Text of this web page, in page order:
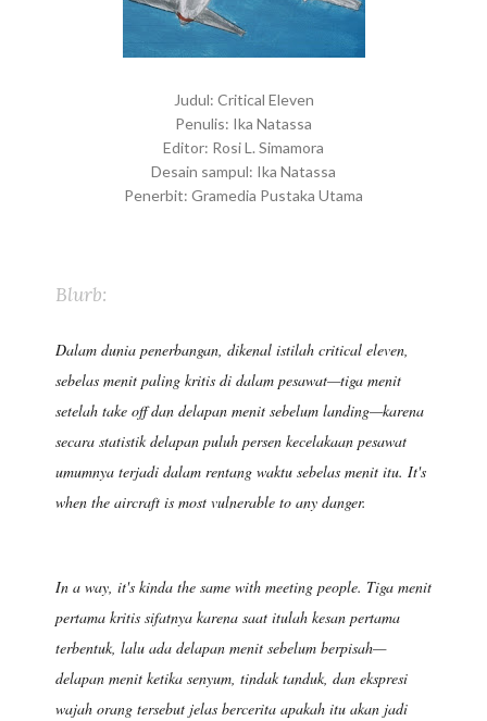
Judul: Critical Eleven
Penulis: Ika Natassa
Editor: Rosi L. Simamora
Desain sampul: Ika Natassa
Penerbit: Gramedia Pustaka Utama
Blurb:
Dalam dunia penerbangan, dikenal istilah critical eleven,
sebelas menit paling kritis di dalam pesawat—tiga menit
setelah take off dan delapan menit sebelum landing—karena
secara statistik delapan puluh persen kecelakaan pesawat
umumnya terjadi dalam rentang waktu sebelas menit itu. It's
when the aircraft is most vulnerable to any danger.
In a way, it's kinda the same with meeting people. Tiga menit
pertama kritis sifatnya karena saat itulah kesan pertama
terbentuk, lalu ada delapan menit sebelum berpisah—
delapan menit ketika senyum, tindak tanduk, dan ekspresi
wajah orang tersebut jelas bercerita apakah itu akan jadi